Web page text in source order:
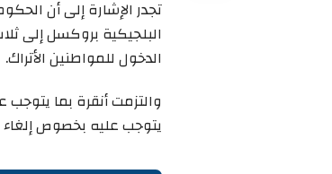
البلجيكية بروكسل إلى
الدخول للمواطنين الأتراك.
والتزمت أنقرة بما يتوجب
يتوجب عليه بخصوص إلغاء